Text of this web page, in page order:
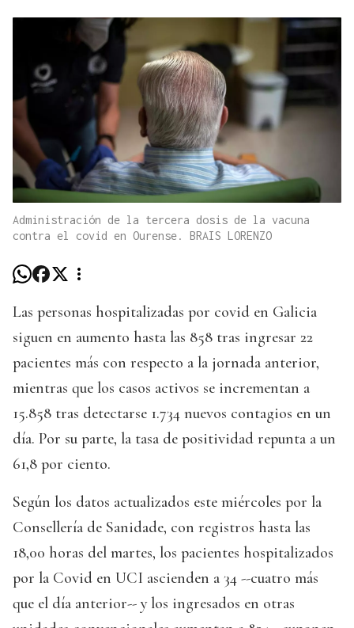
Administración de la tercera dosis de la vacuna
contra el covid en Ourense. BRAIS LORENZO
Las personas hospitalizadas por covid en Galicia
siguen en aumento hasta las 858 tras ingresar 22
pacientes más con respecto a la jornada anterior,
mientras que los casos activos se incrementan a
15.858 tras detectarse 1.734 nuevos contagios en un
día. Por su parte, la tasa de positividad repunta a un
61,8 por ciento.
Según los datos actualizados este miércoles por la
Consellería de Sanidade, con registros hasta las
18,00 horas del martes, los pacientes hospitalizados
por la Covid en UCI ascienden a 34 --cuatro más
que el día anterior-- y los ingresados en otras